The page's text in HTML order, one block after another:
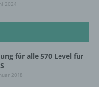
2024
für alle 570 Level für
2018
die Verarbeitung
die Verarbeitung
oder
Einrichtung
oder
über die Zwecke